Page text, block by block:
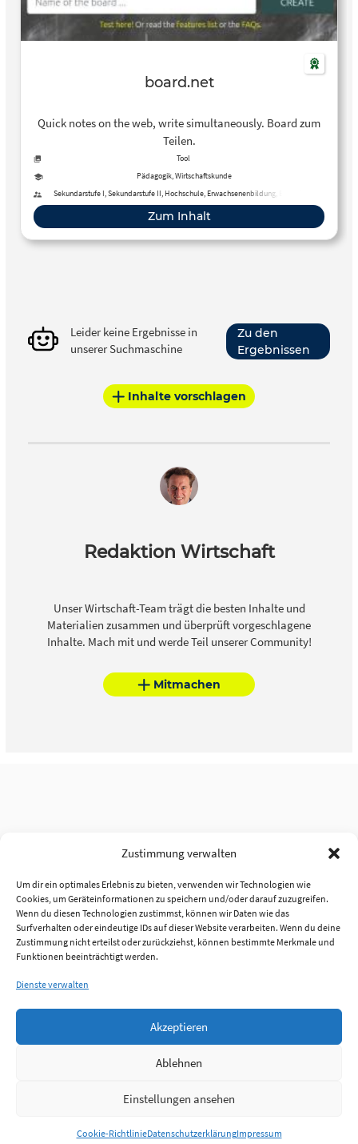
Zustimmung verwalten
Um dir ein optimales Erlebnis zu bieten, verwenden wir Technologien wie
Cookies, um Geräteinformationen zu speichern und/oder darauf zuzugreifen.
Wenn du diesen Technologien zustimmst, können wir Daten wie das
Surfverhalten oder eindeutige IDs auf dieser Website verarbeiten. Wenn du deine
Zustimmung nicht erteilst oder zurückziehst, können bestimmte Merkmale und
Funktionen beeinträchtigt werden.
Dienste verwalten
Akzeptieren
Ablehnen
Einstellungen ansehen
Cookie-RichtlinieDatenschutzerklärungImpressum
board.net
Quick notes on the web, write simultaneously. Board zum
Teilen.
Tool
Pädagogik, Wirtschaftskunde
Sekundarstufe I, Sekundarstufe II, Hochschule, Erwachsenenbildung, Berufliche
Bildung
Zum Inhalt
Leider keine Ergebnisse in
unserer Suchmaschine
Zu den
Ergebnissen
Inhalte vorschlagen
Redaktion Wirtschaft
Unser Wirtschaft-Team trägt die besten Inhalte und
Materialien zusammen und überprüft vorgeschlagene
Inhalte. Mach mit und werde Teil unserer Community!
Mitmachen
Anmelden
Jobs Partner FAQ Quellen